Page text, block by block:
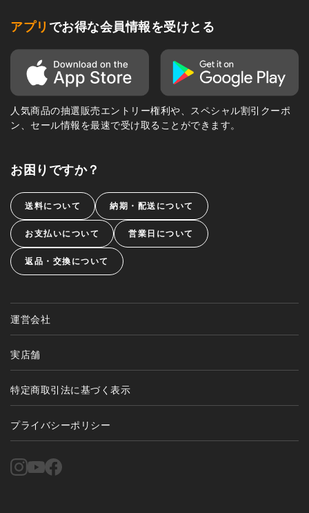
アプリ でお得な会員情報を受けとる
人気商品の抽選販売エントリー権利や、スペシャル割引クーポ
ン、セール情報を最速で受け取ることができます。
お困りですか？
送料について 納期・配送について
お支払いについて 営業日について
返品・交換について
運営会社
実店舗
特定商取引法に基づく表示
プライバシーポリシー